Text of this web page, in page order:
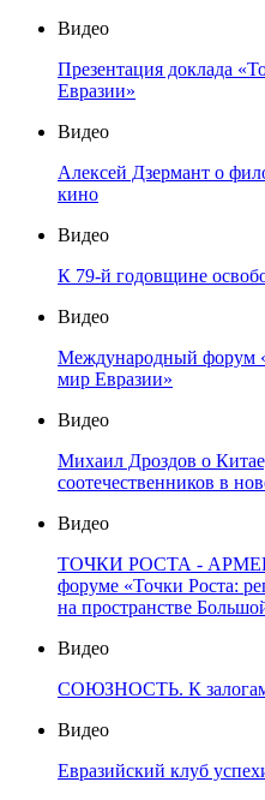
Видео
Презентация доклада
Евразии»
Видео
Алексей Дзермант о
кино
Видео
К 79-й годовщине
Видео
Международный форум
мир Евразии»
Видео
Михаил Дроздов о
соотечественников в
Видео
ТОЧКИ РОСТА -
форуме «Точки Роста:
на пространстве
Видео
СОЮЗНОСТЬ. К залогам
Видео
Евразийский клуб